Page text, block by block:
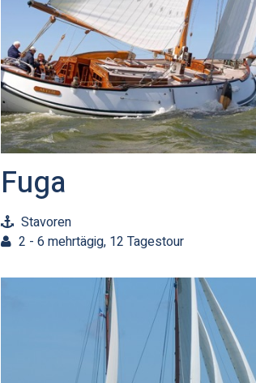
Fuga
Stavoren
2 - 6 mehrtägig, 12 Tagestour